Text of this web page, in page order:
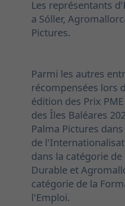
Les représentants
a Sóller,
Pictures.
Parmi les autres
récompensées lors
édition des Prix
des Îles Baléares
Palma Pictures
de
dans la catégorie de
Durable et
catégorie de la
l'Emploi.